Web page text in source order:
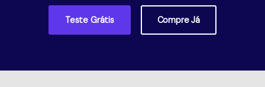
Teste Grátis Compre Já